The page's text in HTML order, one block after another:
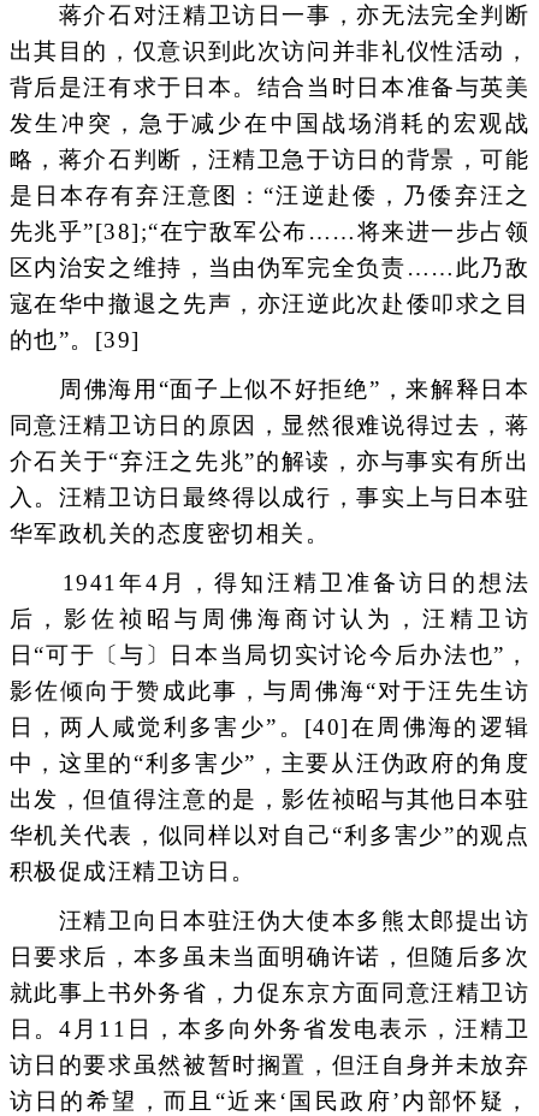
蒋介石对汪精卫访日一事，亦无法完全判断
出其目的，仅意识到此次访问并非礼仪性活动，
背后是汪有求于日本。结合当时日本准备与英美
发生冲突，急于减少在中国战场消耗的宏观战
略，蒋介石判断，汪精卫急于访日的背景，可能
是日本存有弃汪意图：“汪逆赴倭，乃倭弃汪之
先兆乎”[38];“在宁敌军公布……将来进一步占领
区内治安之维持，当由伪军完全负责……此乃敌
寇在华中撤退之先声，亦汪逆此次赴倭叩求之目
的也”。[39]
周佛海用“面子上似不好拒绝”，来解释日本
同意汪精卫访日的原因，显然很难说得过去，蒋
介石关于“弃汪之先兆”的解读，亦与事实有所出
入。汪精卫访日最终得以成行，事实上与日本驻
华军政机关的态度密切相关。
1941年4月，得知汪精卫准备访日的想法
后，影佐祯昭与周佛海商讨认为，汪精卫访
日“可于〔与〕日本当局切实讨论今后办法也”，
影佐倾向于赞成此事，与周佛海“对于汪先生访
日，两人咸觉利多害少”。[40]在周佛海的逻辑
中，这里的“利多害少”，主要从汪伪政府的角度
出发，但值得注意的是，影佐祯昭与其他日本驻
华机关代表，似同样以对自己“利多害少”的观点
积极促成汪精卫访日。
汪精卫向日本驻汪伪大使本多熊太郎提出访
日要求后，本多虽未当面明确许诺，但随后多次
就此事上书外务省，力促东京方面同意汪精卫访
日。4月11日，本多向外务省发电表示，汪精卫
访日的要求虽然被暂时搁置，但汪自身并未放弃
访日的希望，而且“近来‘国民政府’内部怀疑，